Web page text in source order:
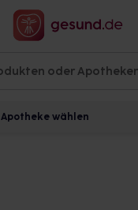
Apotheke wählen